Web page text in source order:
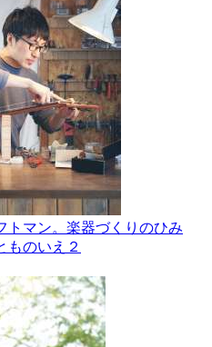
トマン。楽器づくりのひみ
ものいえ２